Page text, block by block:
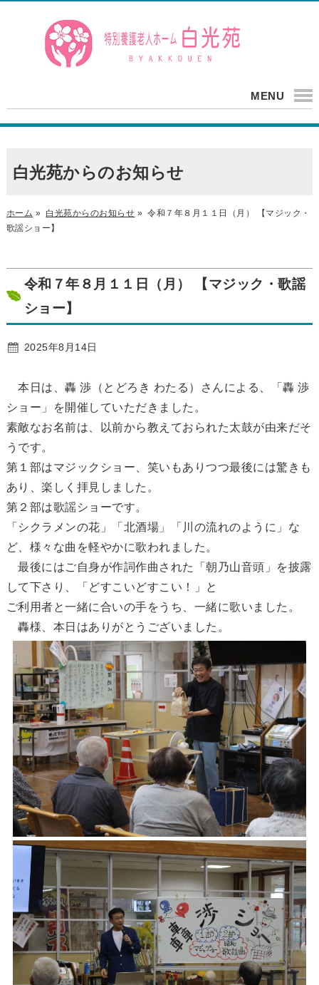
MENU
白光苑からのお知らせ
ホーム » 白光苑からのお知らせ » 令和７年８月１１日（月） 【マジック・
歌謡ショー】
令和７年８月１１日（月） 【マジック・歌謡
ショー】
2025年8月14日
本日は、轟 渉（とどろき わたる）さんによる、「轟 渉
ショー」を開催していただきました。
素敵なお名前は、以前から教えておられた太鼓が由来だそ
うです。
第１部はマジックショー、笑いもありつつ最後には驚きも
あり、楽しく拝見しました。
第２部は歌謡ショーです。
「シクラメンの花」「北酒場」「川の流れのように」な
ど、様々な曲を軽やかに歌われました。
最後にはご自身が作詞作曲された「朝乃山音頭」を披露
して下さり、「どすこいどすこい！」と
ご利用者と一緒に合いの手をうち、一緒に歌いました。
轟様、本日はありがとうございました。